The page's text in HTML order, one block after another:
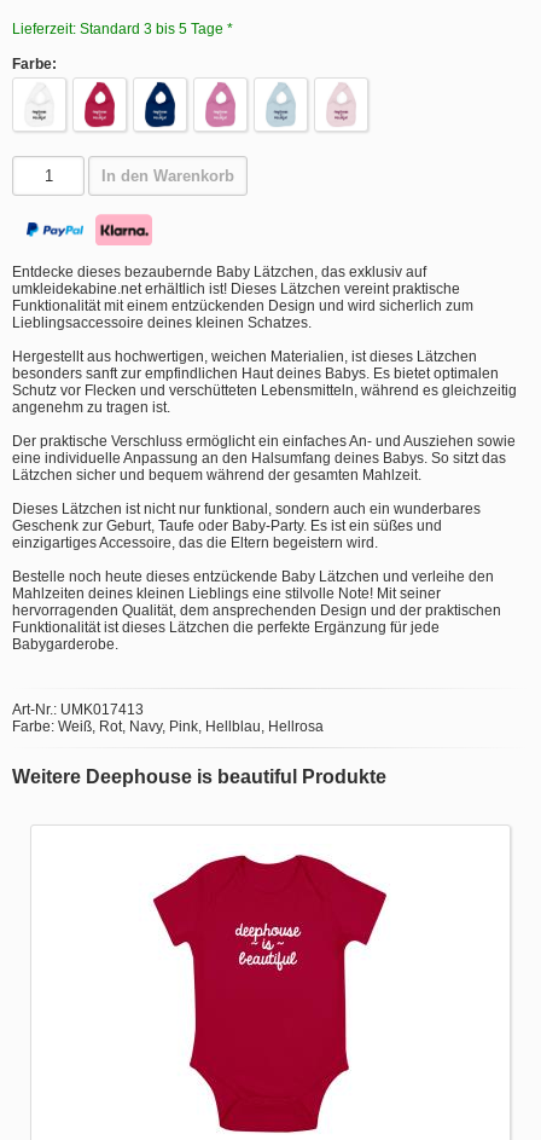
Lieferzeit: Standard 3 bis 5 Tage *
Farbe:
In den Warenkorb
Entdecke dieses bezaubernde Baby Lätzchen, das exklusiv auf
umkleidekabine.net erhältlich ist! Dieses Lätzchen vereint praktische
Funktionalität mit einem entzückenden Design und wird sicherlich zum
Lieblingsaccessoire deines kleinen Schatzes.
Hergestellt aus hochwertigen, weichen Materialien, ist dieses Lätzchen
besonders sanft zur empfindlichen Haut deines Babys. Es bietet optimalen
Schutz vor Flecken und verschütteten Lebensmitteln, während es gleichzeitig
angenehm zu tragen ist.
Der praktische Verschluss ermöglicht ein einfaches An- und Ausziehen sowie
eine individuelle Anpassung an den Halsumfang deines Babys. So sitzt das
Lätzchen sicher und bequem während der gesamten Mahlzeit.
Dieses Lätzchen ist nicht nur funktional, sondern auch ein wunderbares
Geschenk zur Geburt, Taufe oder Baby-Party. Es ist ein süßes und
einzigartiges Accessoire, das die Eltern begeistern wird.
Bestelle noch heute dieses entzückende Baby Lätzchen und verleihe den
Mahlzeiten deines kleinen Lieblings eine stilvolle Note! Mit seiner
hervorragenden Qualität, dem ansprechenden Design und der praktischen
Funktionalität ist dieses Lätzchen die perfekte Ergänzung für jede
Babygarderobe.
Art-Nr.: UMK017413
Farbe: Weiß, Rot, Navy, Pink, Hellblau, Hellrosa
Weitere Deephouse is beautiful Produkte